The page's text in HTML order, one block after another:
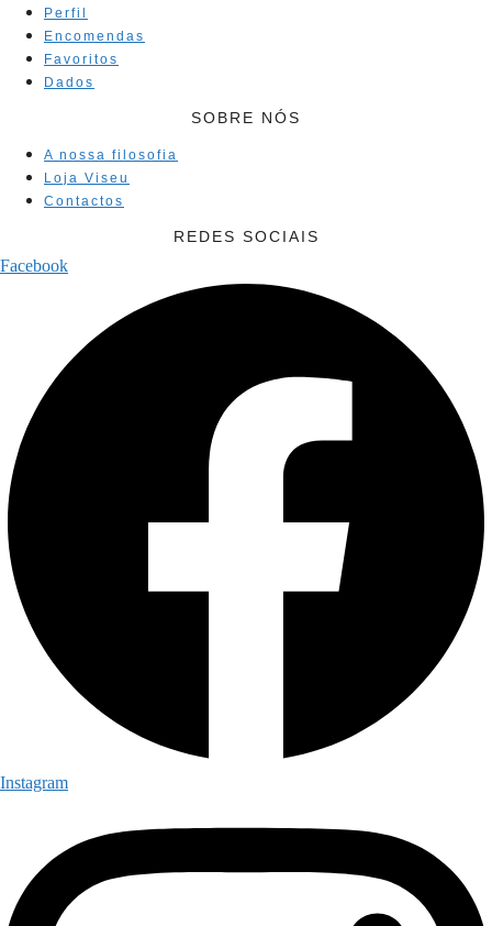
Perfil
Encomendas
Favoritos
Dados
SOBRE NÓS
A nossa filosofia
Loja Viseu
Contactos
REDES SOCIAIS
Facebook
Instagram